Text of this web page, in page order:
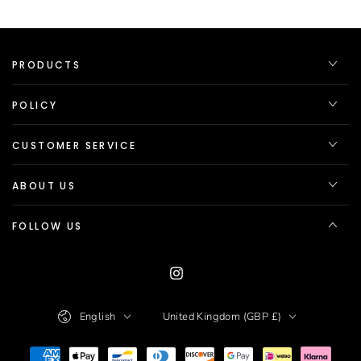
PRODUCTS
POLICY
CUSTOMER SERVICE
ABOUT US
FOLLOW US
Instagram
English United Kingdom (GBP £)
Payment